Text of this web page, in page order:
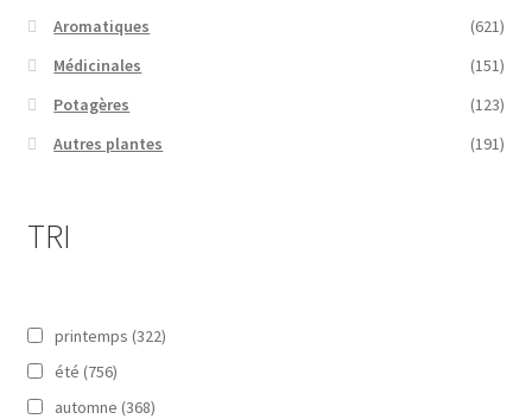
Aromatiques
(621)
Médicinales
(151)
Potagères
(123)
Autres plantes
(191)
TRI
printemps (322)
été (756)
automne (368)